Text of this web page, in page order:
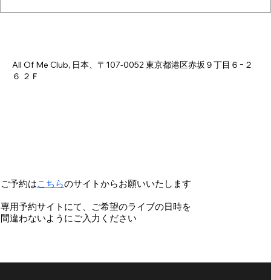
ご予約はこちらのサイトからお願いいたします
専用予約サイトにて、ご希望のライブの日時を
間違わないようにご入力ください
All Of Me Club, 日本、〒107-0052 東京都港区赤坂９丁目６−２
６ ２Ｆ